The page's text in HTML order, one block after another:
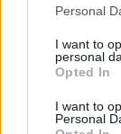
Please note
not limited to
grant or deny
use your data
consent section.
Personal
I want to
personal
Opted In
I want to
Personal
Tanácshoz.